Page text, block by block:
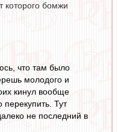
которого бомжи
что там было
молодого и
кинул вообще
Тут
не последний в